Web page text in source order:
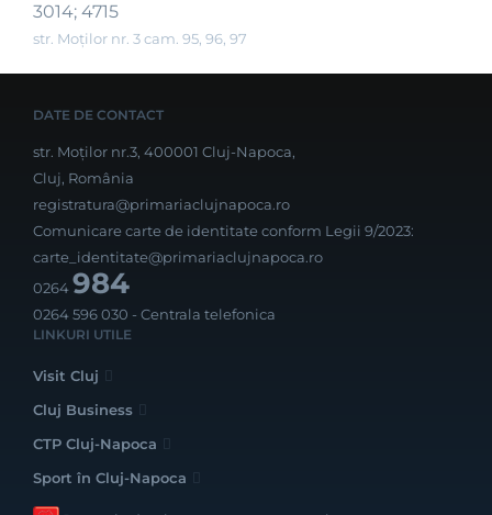
3014; 4715
str. Moților nr. 3 cam. 95, 96, 97
DATE DE CONTACT
str. Moților nr.3, 400001 Cluj-Napoca,
Cluj, România
registratura@primariaclujnapoca.ro
Comunicare carte de identitate conform Legii 9/2023:
carte_identitate@primariaclujnapoca.ro
0264984
0264 596 030 - Centrala telefonica
LINKURI UTILE
Visit Cluj
Cluj Business
CTP Cluj-Napoca
Sport în Cluj-Napoca